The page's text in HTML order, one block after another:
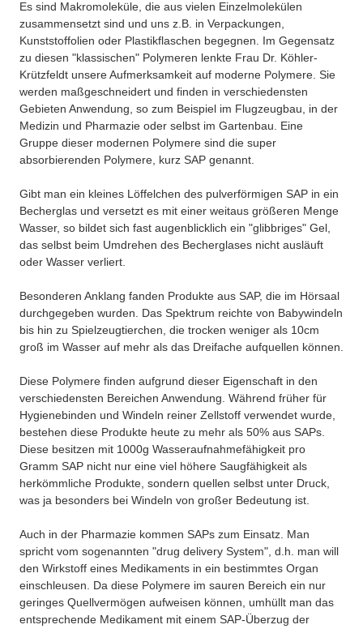
Es sind Makromoleküle, die aus vielen Einzelmolekülen
zusammensetzt sind und uns z.B. in Verpackungen,
Kunststoffolien oder Plastikflaschen begegnen. Im Gegensatz
zu diesen "klassischen" Polymeren lenkte Frau Dr. Köhler-
Krützfeldt unsere Aufmerksamkeit auf moderne Polymere. Sie
werden maßgeschneidert und finden in verschiedensten
Gebieten Anwendung, so zum Beispiel im Flugzeugbau, in der
Medizin und Pharmazie oder selbst im Gartenbau. Eine
Gruppe dieser modernen Polymere sind die super
absorbierenden Polymere, kurz SAP genannt.
Gibt man ein kleines Löffelchen des pulverförmigen SAP in ein
Becherglas und versetzt es mit einer weitaus größeren Menge
Wasser, so bildet sich fast augenblicklich ein "glibbriges" Gel,
das selbst beim Umdrehen des Becherglases nicht ausläuft
oder Wasser verliert.
Besonderen Anklang fanden Produkte aus SAP, die im Hörsaal
durchgegeben wurden. Das Spektrum reichte von Babywindeln
bis hin zu Spielzeugtierchen, die trocken weniger als 10cm
groß im Wasser auf mehr als das Dreifache aufquellen können.
Diese Polymere finden aufgrund dieser Eigenschaft in den
verschiedensten Bereichen Anwendung. Während früher für
Hygienebinden und Windeln reiner Zellstoff verwendet wurde,
bestehen diese Produkte heute zu mehr als 50% aus SAPs.
Diese besitzen mit 1000g Wasseraufnahmefähigkeit pro
Gramm SAP nicht nur eine viel höhere Saugfähigkeit als
herkömmliche Produkte, sondern quellen selbst unter Druck,
was ja besonders bei Windeln von großer Bedeutung ist.
Auch in der Pharmazie kommen SAPs zum Einsatz. Man
spricht vom sogenannten "drug delivery System", d.h. man will
den Wirkstoff eines Medikaments in ein bestimmtes Organ
einschleusen. Da diese Polymere im sauren Bereich ein nur
geringes Quellvermögen aufweisen können, umhüllt man das
entsprechende Medikament mit einem SAP-Überzug der